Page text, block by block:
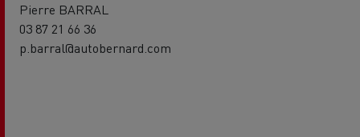
Pierre BARRAL
03 87 21 66 36
p.barral@autobernard.com